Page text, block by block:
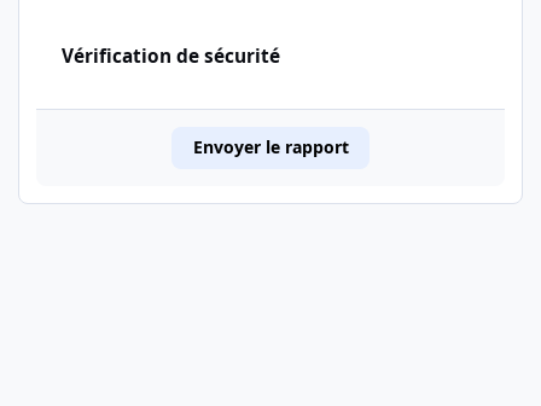
Vérification de sécurité
Envoyer le rapport